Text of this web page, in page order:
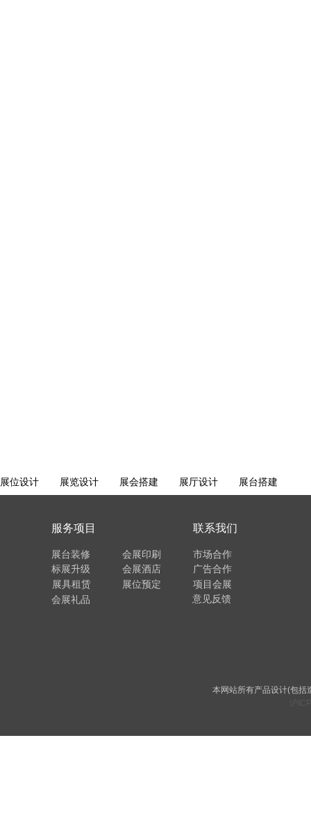
项目会展
广告合作
展位预定
会展酒店
联系我们
会展礼品
展具租赁
意见反馈
标展升级
展台装修
服务项目
会展印刷 市场合作
本网站所有产品设计(包括
展位设计 展览设计 展会搭建 展厅设计 展台搭建